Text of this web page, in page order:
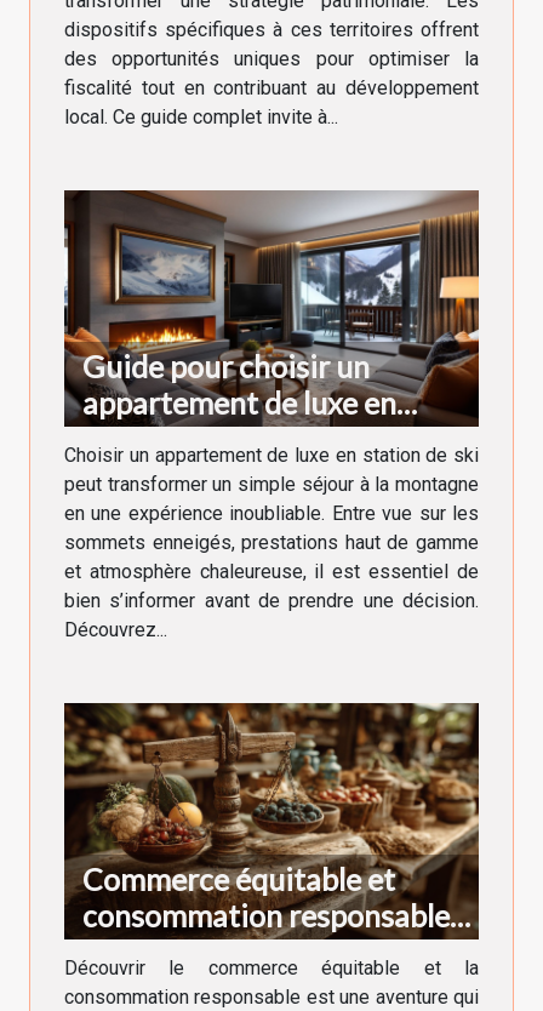
dispositifs spécifiques à ces territoires offrent
des opportunités uniques pour optimiser la
fiscalité tout en contribuant au développement
local. Ce guide complet invite à...
Guide pour choisir un
appartement de luxe en
station de ski
Choisir un appartement de luxe en station de ski
peut transformer un simple séjour à la montagne
en une expérience inoubliable. Entre vue sur les
sommets enneigés, prestations haut de gamme
et atmosphère chaleureuse, il est essentiel de
bien s’informer avant de prendre une décision.
Découvrez...
Commerce équitable et
consommation responsable
impact sur les économies
locales
Découvrir le commerce équitable et la
consommation responsable est une aventure qui